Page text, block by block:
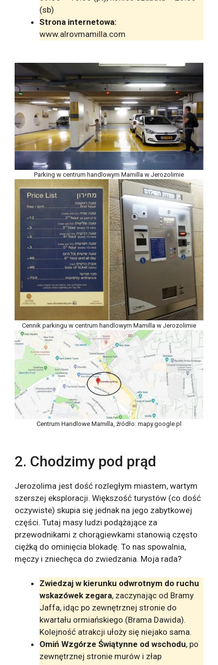
(sb)
Strona internetowa:
www.alrovmamilla.com
Parking w centrum handlowym Mamilla w Jerozolimie
Cennik parkingu w centrum handlowym Mamilla w Jerozolimie
Centrum Handlowe Mamilla, źródło: mapy.google.pl
2. Chodzimy pod prąd
Jerozolima jest dość rozległym miastem, wartym
szerszej eksploracji. Większość turystów (co dość
oczywiste) skupia się jednak na jego zabytkowej
części. Tutaj masy ludzi podążające za
przewodnikami z chorągiewkami stanowią często
ciężką do ominięcia blokadę. To nas spowalnia,
męczy i zniechęca do zwiedzania. Moja rada?
Zwiedzaj w kierunku odwrotnym do ruchu
wskazówek zegara, zaczynając od Bramy
Jaffa, idąc po zewnętrznej stronie do
kwartału ormiańskiego (Brama Dawida).
Kolejność atrakcji ułoży się niejako sama.
Omiń Wzgórze Świątynne od wschodu, po
zewnętrznej stronie murów i złap